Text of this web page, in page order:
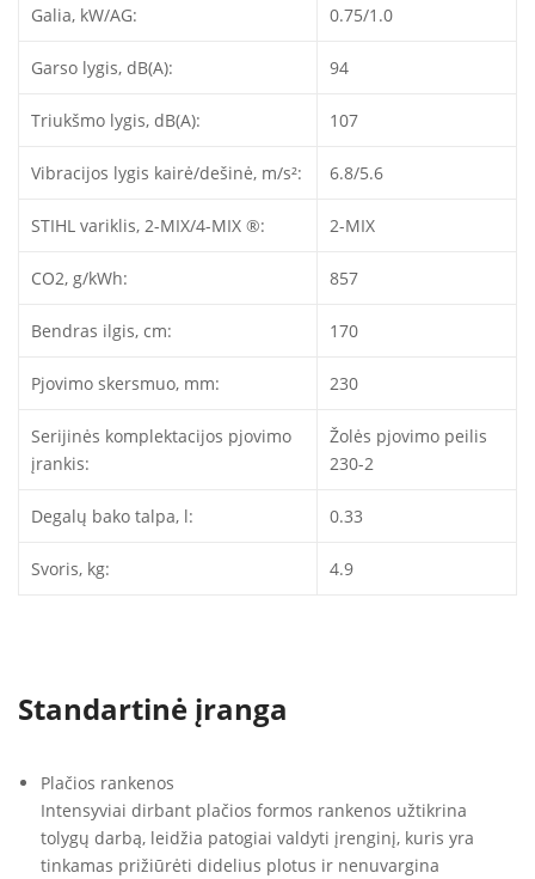
Galia, kW/AG: 0.75/1.0
Garso lygis, dB(A): 94
Triukšmo lygis, dB(A): 107
Vibracijos lygis kairė/dešinė, m/s²: 6.8/5.6
STIHL variklis, 2-MIX/4-MIX ®: 2-MIX
CO2, g/kWh: 857
Bendras ilgis, cm: 170
Pjovimo skersmuo, mm: 230
Serijinės komplektacijos pjovimo
įrankis:
Žolės pjovimo peilis
230-2
Degalų bako talpa, l: 0.33
Svoris, kg: 4.9
Standartinė įranga
Plačios rankenos
Intensyviai dirbant plačios formos rankenos užtikrina
tolygų darbą, leidžia patogiai valdyti įrenginį, kuris yra
tinkamas prižiūrėti didelius plotus ir nenuvargina